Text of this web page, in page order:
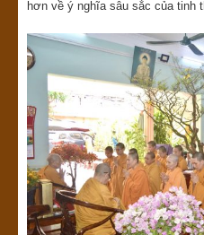
hơn về ý nghĩa sâu sắc của tinh